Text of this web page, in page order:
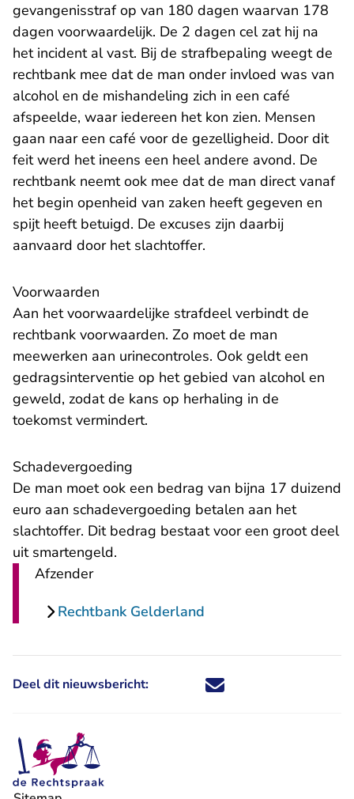
gevangenisstraf op van 180 dagen waarvan 178
dagen voorwaardelijk. De 2 dagen cel zat hij na
het incident al vast. Bij de strafbepaling weegt de
rechtbank mee dat de man onder invloed was van
alcohol en de mishandeling zich in een café
afspeelde, waar iedereen het kon zien. Mensen
gaan naar een café voor de gezelligheid. Door dit
feit werd het ineens een heel andere avond. De
rechtbank neemt ook mee dat de man direct vanaf
het begin openheid van zaken heeft gegeven en
spijt heeft betuigd. De excuses zijn daarbij
aanvaard door het slachtoffer.
Voorwaarden
Aan het voorwaardelijke strafdeel verbindt de
rechtbank voorwaarden. Zo moet de man
meewerken aan urinecontroles. Ook geldt een
gedragsinterventie op het gebied van alcohol en
geweld, zodat de kans op herhaling in de
toekomst vermindert.
Schadevergoeding
De man moet ook een bedrag van bijna 17 duizend
euro aan schadevergoeding betalen aan het
slachtoffer. Dit bedrag bestaat voor een groot deel
uit smartengeld.
Afzender
Rechtbank Gelderland
Deel dit nieuwsbericht: Deel dit nieuwsbericht via X -
Deel dit nieuwsbericht via
Deel dit nieuwsbericht
Deel dit